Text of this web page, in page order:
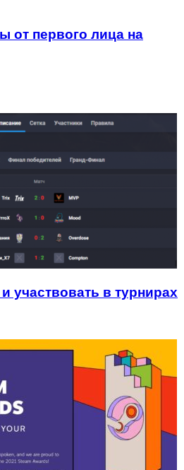
от первого лица на
участвовать в турнирах